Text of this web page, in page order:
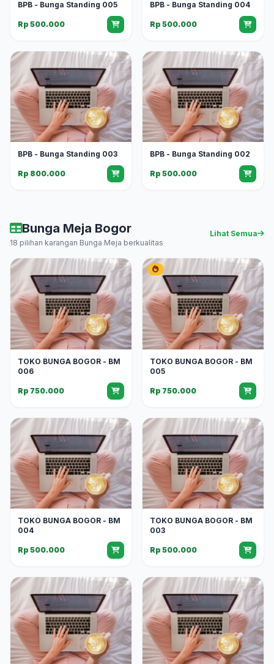
BPB - Bunga Standing 005
Rp 500.000
BPB - Bunga Standing 004
Rp 500.000
BPB - Bunga Standing 003
Rp 800.000
BPB - Bunga Standing 002
Rp 500.000
Bunga Meja Bogor
18 pilihan karangan Bunga Meja berkualitas
Lihat Semua
TOKO BUNGA BOGOR - BM
006
Rp 750.000
TOKO BUNGA BOGOR - BM
005
Rp 750.000
TOKO BUNGA BOGOR - BM
004
Rp 500.000
TOKO BUNGA BOGOR - BM
003
Rp 500.000